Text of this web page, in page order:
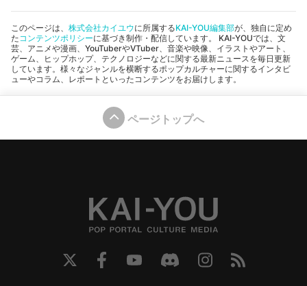
このページは、 株式会社カイユウに所属するKAI-YOU編集部が、独自に定め
たコンテンツポリシーに基づき制作・配信しています。 KAI-YOUでは、文
芸、アニメや漫画、YouTuberやVTuber、音楽や映像、イラストやアート、
ゲーム、ヒップホップ、テクノロジーなどに関する最新ニュースを毎日更新
しています。様々なジャンルを横断するポップカルチャーに関するインタビ
ューやコラム、レポートといったコンテンツをお届けします。
ページトップへ